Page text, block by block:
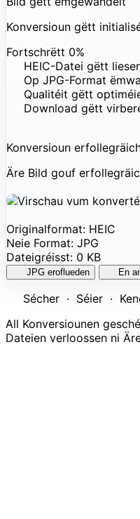
Konversioun gëtt
Fortschrëtt 0%
HEIC-Datei gëtt
Op JPG-Format
Qualitéit gëtt
Download gëtt
Konversioun
Äre Bild gouf
Originalformat: HEIC
Neie Format: JPG
Dateigréisst: 0 KB
JPG eroflueden En
Sécher · Séier ·
All Konversiounen
Dateien verloossen ni